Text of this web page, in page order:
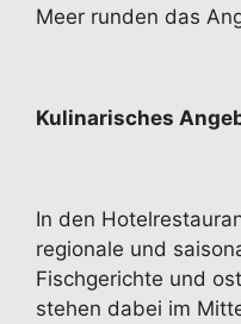
Meer runden das
Kulinarisches
In den
regionale und
Fischgerichte und
stehen dabei im